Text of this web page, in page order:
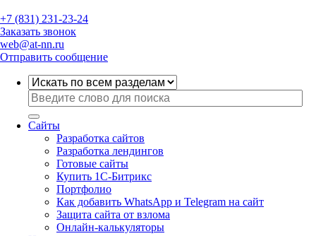
+7 (831) 231-23-24
Заказать звонок
web@at-nn.ru
Отправить сообщение
Сайты
Разработка сайтов
Разработка лендингов
Готовые сайты
Купить 1С-Битрикс
Портфолио
Как добавить WhatsApp и Telegram на сайт
Защита сайта от взлома
Онлайн-калькуляторы